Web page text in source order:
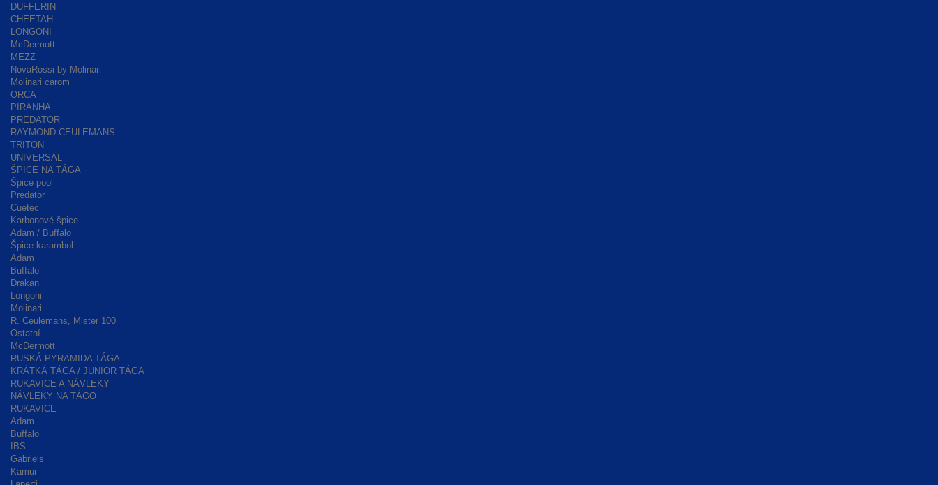
DUFFERIN
CHEETAH
LONGONI
McDermott
MEZZ
NovaRossi by Molinari
Molinari carom
ORCA
PIRANHA
PREDATOR
RAYMOND CEULEMANS
TRITON
UNIVERSAL
ŠPICE NA TÁGA
Špice pool
Predator
Cuetec
Karbonové špice
Adam / Buffalo
Špice karambol
Adam
Buffalo
Drakan
Longoni
Molinari
R. Ceulemans, Mister 100
Ostatní
McDermott
RUSKÁ PYRAMIDA TÁGA
KRÁTKÁ TÁGA / JUNIOR TÁGA
RUKAVICE A NÁVLEKY
NÁVLEKY NA TÁGO
RUKAVICE
Adam
Buffalo
IBS
Gabriels
Kamui